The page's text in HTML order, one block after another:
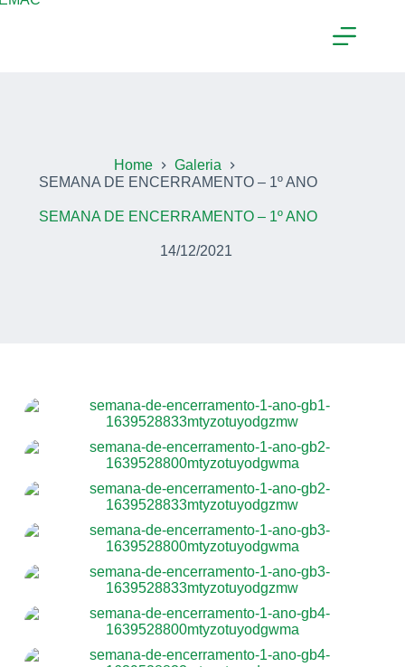
Home
Galeria
SEMANA DE ENCERRAMENTO – 1º ANO
SEMANA DE ENCERRAMENTO – 1º ANO
14/12/2021